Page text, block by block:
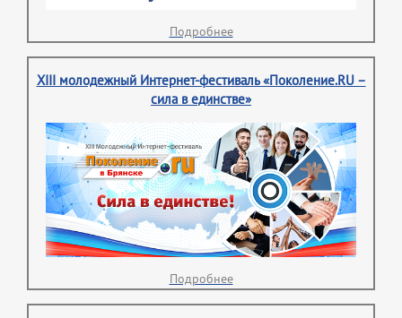
Подробнее
XIII молодежный Интернет-фестиваль «Поколение.RU –
сила в единстве»
Подробнее